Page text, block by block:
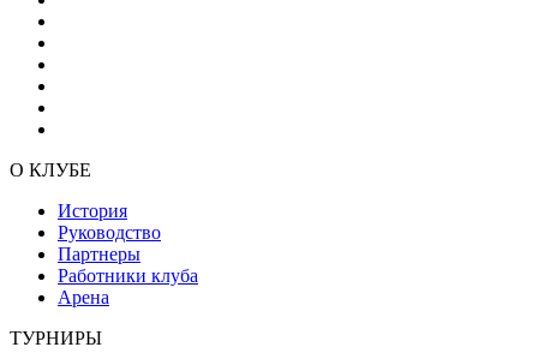
О КЛУБЕ
История
Руководство
Партнеры
Работники клуба
Арена
ТУРНИРЫ